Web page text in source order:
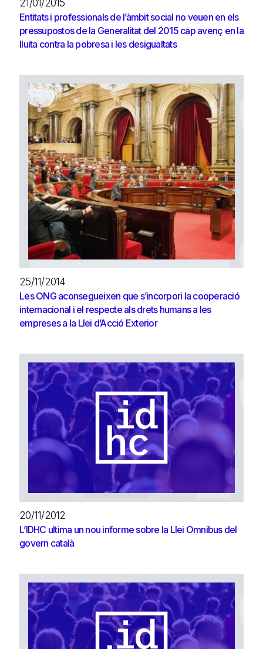
21/01/2015
Entitats i professionals de l’àmbit social no veuen en els
pressupostos de la Generalitat del 2015 cap avenç en la
lluita contra la pobresa i les desigualtats
25/11/2014
Les ONG aconsegueixen que s’incorpori la cooperació
internacional i el respecte als drets humans a les
empreses a la Llei d’Acció Exterior
20/11/2012
L’IDHC ultima un nou informe sobre la Llei Omnibus del
govern català